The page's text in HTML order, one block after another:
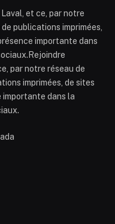
Laval, et ce, par notre
publications imprimées,
importante dans
par notre réseau de
imprimées, de sites
importante dans la